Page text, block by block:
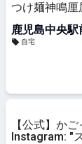
つけ麺神鳴厘
鹿児島中央駅
自宅
【公式】か
Instagram: "